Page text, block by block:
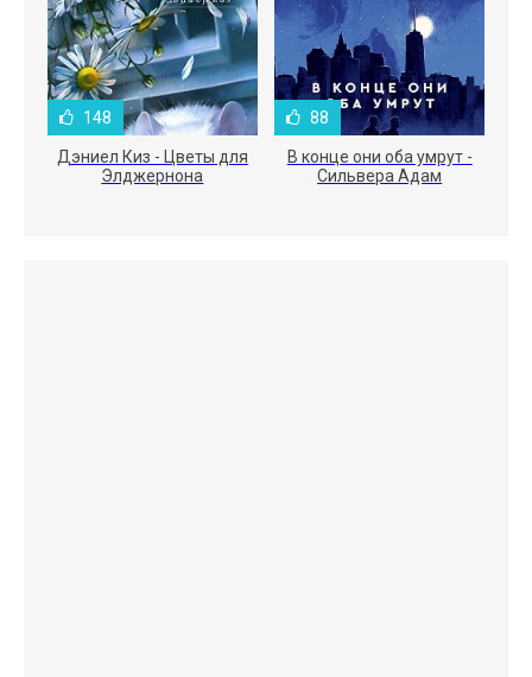
148
Дэниел Киз - Цветы для
Элджернона
88
В конце они оба умрут -
Сильвера Адам